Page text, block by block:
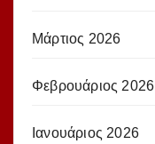
Μάρτιος 2026
Φεβρουάριος 2026
Ιανουάριος 2026